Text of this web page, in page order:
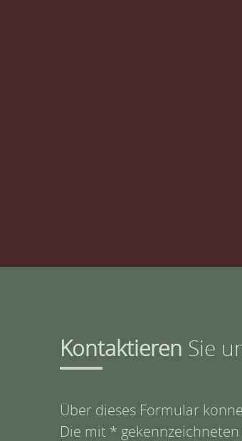
Kontaktieren Sie
Über dieses Formular
Die mit *